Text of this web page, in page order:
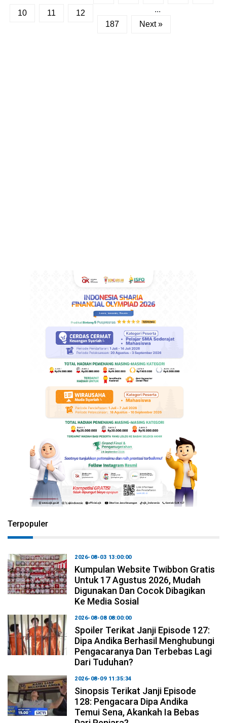
10 11 12
...
187
Next »
Terpopuler
2026-08-03 13:00:00
Kumpulan Website Twibbon Gratis
Untuk 17 Agustus 2026, Mudah
Digunakan Dan Cocok Dibagikan
Ke Media Sosial
2026-08-08 08:00:00
Spoiler Terikat Janji Episode 127:
Dipa Andika Berhasil Menghubungi
Pengacaranya Dan Terbebas Lagi
Dari Tuduhan?
2026-08-09 11:35:34
Sinopsis Terikat Janji Episode
128: Pengacara Dipa Andika
Temui Sena, Akankah Ia Bebas